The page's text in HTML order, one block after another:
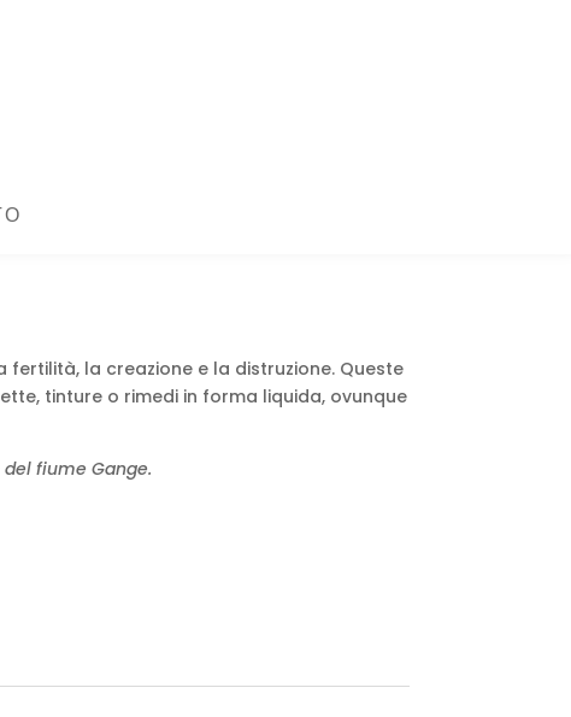
la creazione e la distruzione. Queste
tinture o rimedi in forma liquida, ovunque
fiume Gange.